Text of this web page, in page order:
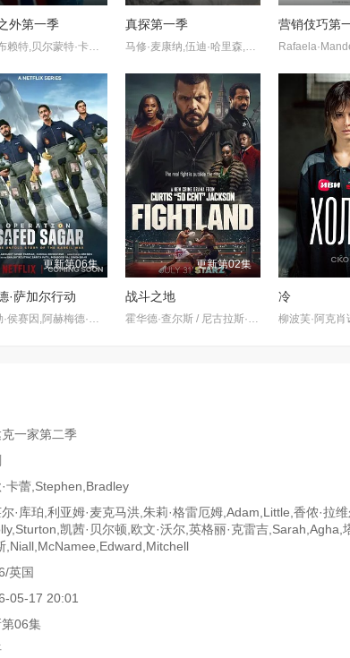
外第一季
艾拉·布赖特,贝尔蒙特·卡梅利,史蒂夫·豪威,杰伦·托马斯·
真探第一季
马修·麦康纳,伍迪·哈里森,布鲁斯·埃利奥特,米歇尔·莫纳汉,托利·基特尔斯,迈克尔·波茨,埃里克·普莱斯,麦迪逊·沃尔夫,J·D·埃弗摩尔,丹娜·格瑞尔,乔·克里斯特,亚历珊德拉·达达里奥
营销伎巧第
更新第06集
·萨加尔行动
更新第02集
战斗之地 冷
一家第二季
卡蕾,Stephen,Bradley
·库珀,利亚姆·麦克马洪,朱莉·格雷厄姆,Adam,Little,香侬·拉
凯茜·贝尔顿,欧文·沃尔,英格丽·克雷吉,Sarah,Agha,
,Niall,McNamee,Edward,Mitchell
英国
05-17 20:01
06集